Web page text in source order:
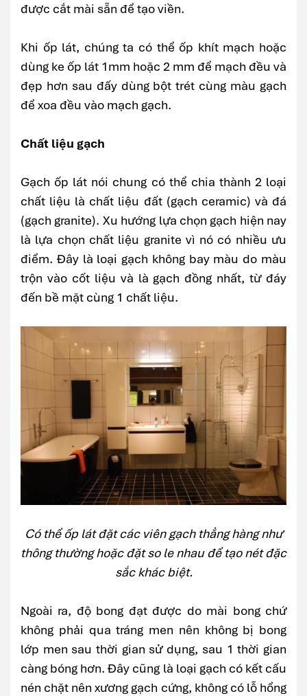
được cắt mài sẵn để tạo viền.
Khi ốp lát, chúng ta có thể ốp khít mạch hoặc
dùng ke ốp lát 1mm hoặc 2 mm để mạch đều và
đẹp hơn sau đấy dùng bột trét cùng màu gạch
để xoa đều vào mạch gạch.
Chất liệu gạch
Gạch ốp lát nói chung có thể chia thành 2 loại
chất liệu là chất liệu đất (gạch ceramic) và đá
(gạch granite). Xu hướng lựa chọn gạch hiện nay
là lựa chọn chất liệu granite vì nó có nhiều ưu
điểm. Đây là loại gạch không bay màu do màu
trộn vào cốt liệu và là gạch đồng nhất, từ đáy
đến bề mặt cùng 1 chất liệu.
Có thể ốp lát đặt các viên gạch thẳng hàng như
thông thường hoặc đặt so le nhau để tạo nét đặc
sắc khác biệt.
Ngoài ra, độ bong đạt được do mài bong chứ
không phải qua tráng men nên không bị bong
lớp men sau thời gian sử dụng, sau 1 thời gian
càng bóng hơn. Đây cũng là loại gạch có kết cấu
nén chặt nên xương gạch cứng, không có lỗ hổng